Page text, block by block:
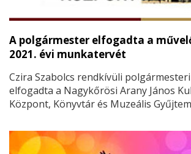
A polgármester elfogadta a
2021. évi munkatervét
Czira Szabolcs rendkívüli
elfogadta a Nagykőrösi Arany János
Központ, Könyvtár és Muzeális